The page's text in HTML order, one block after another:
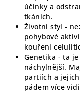
účinky a
tkáních.
Životní styl -
pohybové
kouření
Genetika - ta
náchylnější.
partiích a
pádem více